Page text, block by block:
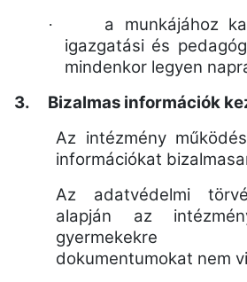
· a munkájához
igazgatási és
mindenkor legyen
3. Bizalmas információk
Az intézmény
információkat
Az adatvédelmi
alapján az
gyermekekre
dokumentumokat nem